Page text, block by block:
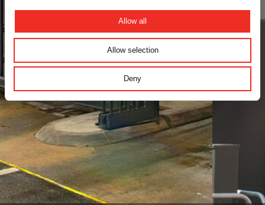
Allow all
Allow selection
Deny